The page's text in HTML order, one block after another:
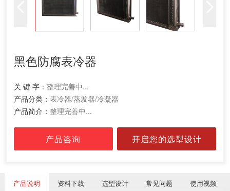
黑色防腐表冷器
关 键 字： 整理完善中...
产品分类： 表冷器/蒸发器/冷凝器
产品简介： 整理完善中...
产品咨询 开启您的选型设计
产品说明 资料下载 选型设计 常见问题 使用视频